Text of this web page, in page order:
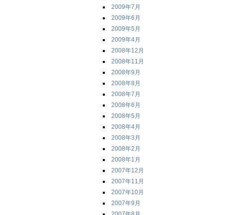
2009年7月
2009年6月
2009年5月
2009年4月
2008年12月
2008年11月
2008年9月
2008年8月
2008年7月
2008年6月
2008年5月
2008年4月
2008年3月
2008年2月
2008年1月
2007年12月
2007年11月
2007年10月
2007年9月